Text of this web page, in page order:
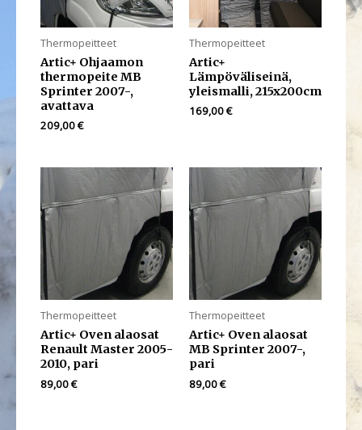
Thermopeitteet
Artic+ Ohjaamon
thermopeite MB
Sprinter 2007-,
avattava
209,00€
Thermopeitteet
Artic+
Lämpöväliseinä,
yleismalli, 215x200cm
169,00€
Thermopeitteet
Artic+ Oven alaosat
Renault Master 2005-
2010, pari
89,00€
Thermopeitteet
Artic+ Oven alaosat
MB Sprinter 2007-,
pari
89,00€